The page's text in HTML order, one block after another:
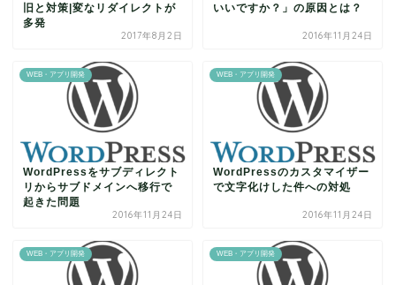
旧と対策|変なリダイレクトが
多発
2017年8月2日
いいですか？」の原因とは？
2016年11月24日
WEB・アプリ開発
WordPressをサブディレクト
リからサブドメインへ移行で
起きた問題
2016年11月24日
WEB・アプリ開発
WordPressのカスタマイザー
で文字化けした件への対処
2016年11月24日
WEB・アプリ開発 WEB・アプリ開発